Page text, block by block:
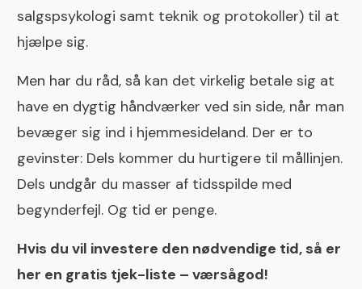
salgspsykologi samt teknik og protokoller) til at
hjælpe sig.
Men har du råd, så kan det virkelig betale sig at
have en dygtig håndværker ved sin side, når man
bevæger sig ind i hjemmesideland. Der er to
gevinster: Dels kommer du hurtigere til mållinjen.
Dels undgår du masser af tidsspilde med
begynderfejl. Og tid er penge.
Hvis du vil investere den nødvendige tid, så er
her en gratis tjek-liste – værsågod!